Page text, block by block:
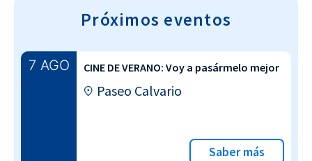
Próximos eventos
7 AGO CINE DE VERANO: Voy a pasármelo mejor
Paseo Calvario
Saber más